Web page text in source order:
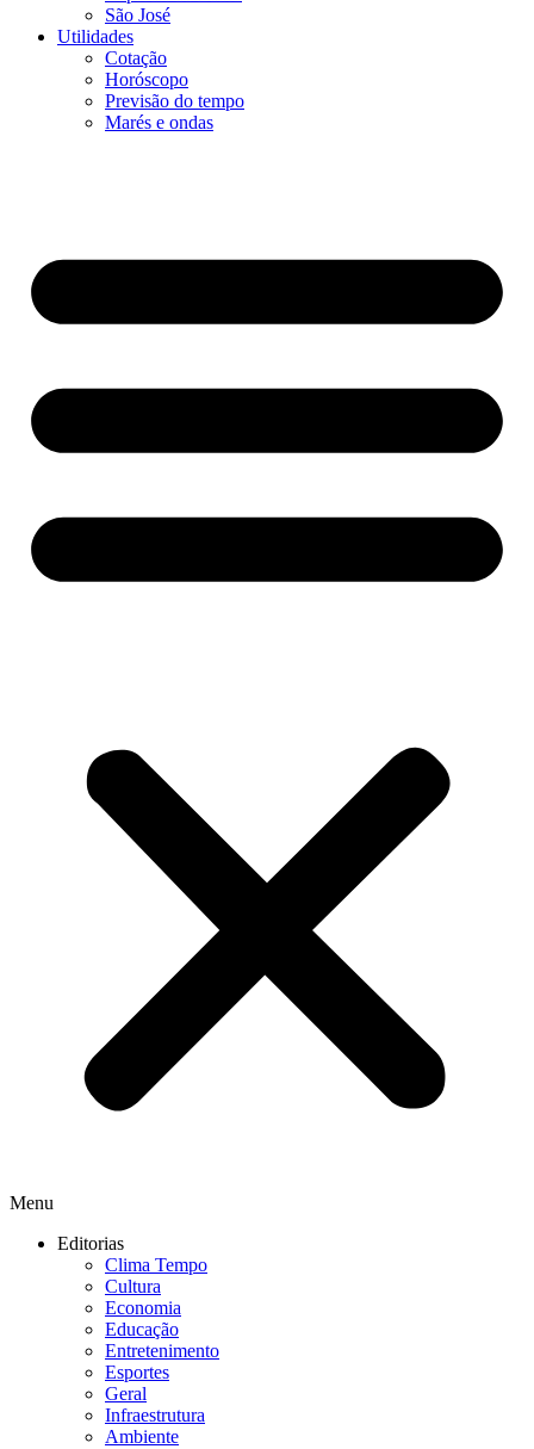
São José
Utilidades
Cotação
Horóscopo
Previsão do tempo
Marés e ondas
Menu
Editorias
Clima Tempo
Cultura
Economia
Educação
Entretenimento
Esportes
Geral
Infraestrutura
Ambiente